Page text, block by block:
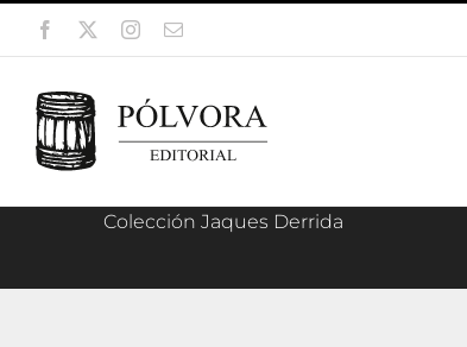
Saltar
Facebook InstagramCorreo
Colección Jaques Derrida